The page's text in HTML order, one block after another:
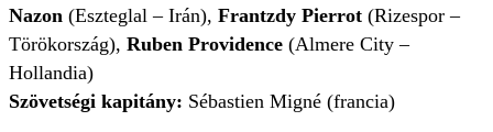
Nazon (Eszteglal – Irán), Frantzdy Pierrot (Rizespor –
Törökország), Ruben Providence (Almere City –
Hollandia)
Szövetségi kapitány: Sébastien Migné (francia)